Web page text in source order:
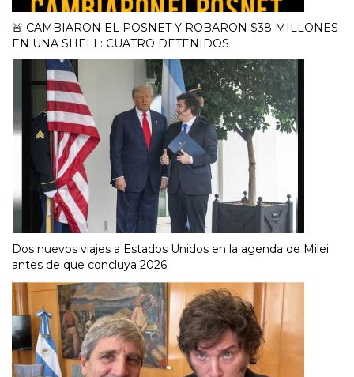
🚨 CAMBIARON EL POSNET Y ROBARON $38 MILLONES
EN UNA SHELL: CUATRO DETENIDOS
Dos nuevos viajes a Estados Unidos en la agenda de Milei
antes de que concluya 2026